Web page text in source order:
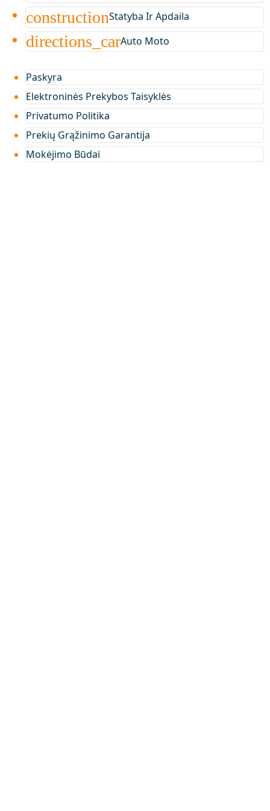
constructionStatyba Ir Apdaila
directions_carAuto Moto
Paskyra
Elektroninės Prekybos Taisyklės
Privatumo Politika
Prekių Grąžinimo Garantija
Mokėjimo Būdai